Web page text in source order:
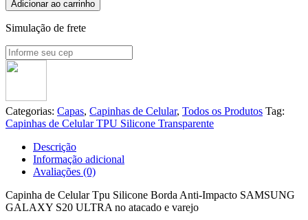
Adicionar ao carrinho
Simulação de frete
Categorias: Capas, Capinhas de Celular, Todos os Produtos Tag:
Capinhas de Celular TPU Silicone Transparente
Descrição
Informação adicional
Avaliações (0)
Capinha de Celular Tpu Silicone Borda Anti-Impacto SAMSUNG
GALAXY S20 ULTRA no atacado e varejo